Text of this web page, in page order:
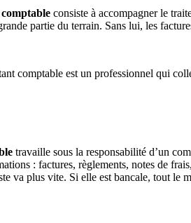
consiste à accompagner le
partie du terrain. Sans lui, les
comptable est un professionnel qui
travaille sous la responsabilité d’un
: factures, règlements, notes de
va plus vite. Si elle est bancale, tout le